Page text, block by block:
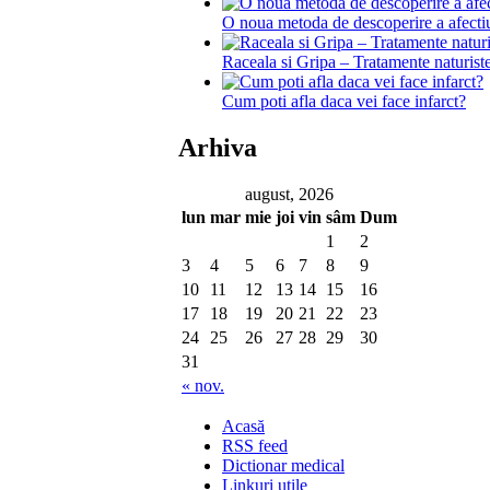
O noua metoda de descoperire a
Raceala si Gripa – Tratamente
Cum poti afla daca vei face infarct?
Arhiva
august, 2026
lun mar mie joi vin sâm Dum
« nov.
1
2
3
4 5 6 7 8
9
10
11 12 13 14 15
16
17
18 19 20 21 22
23
24
25 26 27 28 29
30
31
Acasă
RSS feed
Dictionar medical
Linkuri utile